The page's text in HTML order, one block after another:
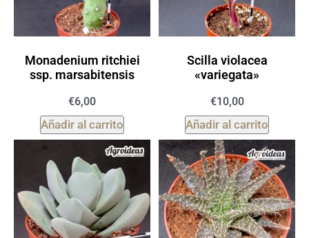
Monadenium ritchiei
ssp. marsabitensis
€6,00
Añadir al carrito
Scilla violacea
«variegata»
€10,00
Añadir al carrito